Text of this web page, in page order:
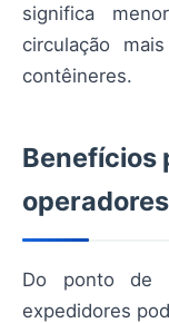
significa
circulação
contêineres.
Benefícios
Do ponto de
expedidores